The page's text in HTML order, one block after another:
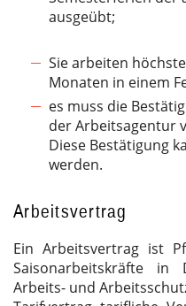
ausgeübt;
Sie arbeiten
Monaten in einem
es muss die
der Arbeitsagentur
Diese Bestätigung
werden.
Arbeitsvertrag
Ein Arbeitsvertrag ist
Saisonarbeitskräfte in
Arbeits- und